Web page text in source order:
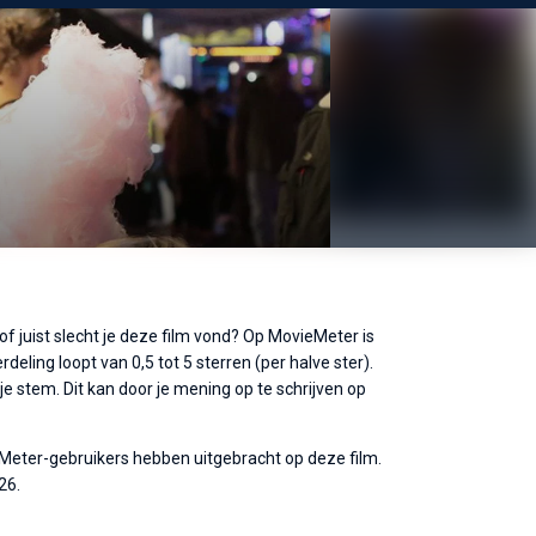
juist slecht je deze film vond? Op MovieMeter is
loopt van 0,5 tot 5 sterren (per halve ster).
stem. Dit kan door je mening op te schrijven op
gebruikers hebben uitgebracht op deze film.